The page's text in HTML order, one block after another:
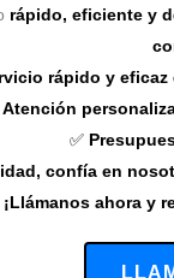
rápido, eficiente y
rápido y eficaz
Atención
✅
confía en
¡Llámanos ahora y